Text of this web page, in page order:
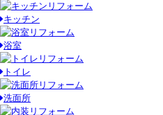
キッチン
浴室
トイレ
洗面所